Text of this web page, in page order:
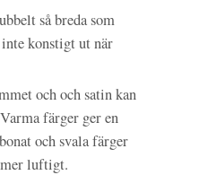
så breda som
konstigt ut när
och och satin kan
färger ger en
och svala färger
luftigt.